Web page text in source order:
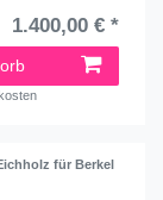
1.400,00 € *
für Berkel